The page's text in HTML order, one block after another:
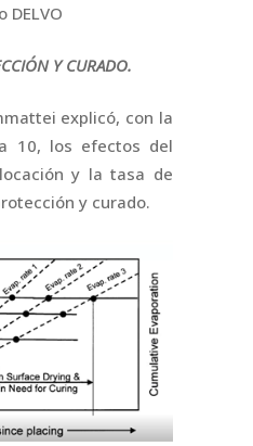
DELVO
Y CURADO.
explicó, con la
10, los efectos del
y la tasa de
y curado.